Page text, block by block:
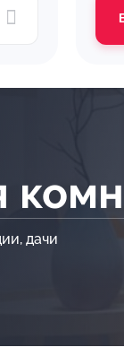
дачи